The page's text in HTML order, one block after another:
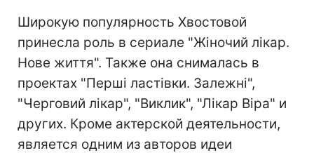
Широкую популярность Хвостовой
принесла роль в сериале "Жіночий лікар.
Нове життя". Также она снималась в
проектах "Перші ластівки. Залежні",
"Черговий лікар", "Виклик", "Лікар Віра" и
других. Кроме актерской деятельности,
является одним из авторов идеи